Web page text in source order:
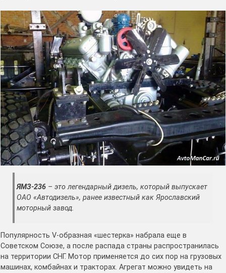
ЯМЗ-236 – это легендарный дизель, который выпускает
ОАО «Автодизель», ранее известный как Ярославский
моторный завод.
Популярность V-образная «шестерка» набрала еще в
Советском Союзе, а после распада страны распространилась
на территории СНГ. Мотор применяется до сих пор на грузовых
машинах, комбайнах и тракторах. Агрегат можно увидеть на